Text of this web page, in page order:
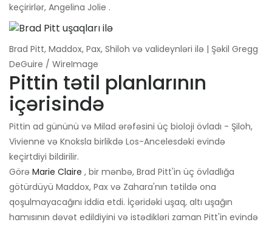
keçirirlər, Angelina Jolie .
Brad Pitt, Maddox, Pax, Shiloh və valideynləri ilə | Şəkil Gregg
DeGuire / WireImage
Pittin tətil planlarının
içərisində
Pittin ad gününü və Milad ərəfəsini üç bioloji övladı - Şiloh,
Vivienne və Knoksla birlikdə Los-Ancelesdəki evində
keçirtdiyi bildirilir.
Görə Marie Claire , bir mənbə, Brad Pitt'in üç övladlığa
götürdüyü Maddox, Pax və Zahara'nın tətildə ona
qoşulmayacağını iddia etdi. İçəridəki uşaq, altı uşağın
hamısının dəvət edildiyini və istədikləri zaman Pitt'in evində